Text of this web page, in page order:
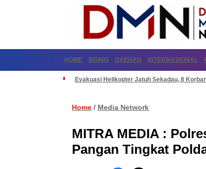
HOME BISNIS DAERAH INTERNASIONAL
Evakuasi Helikopter Jatuh Sekadau, 8
Home / Media Network
MITRA MEDIA :
Pangan Tingkat